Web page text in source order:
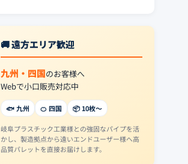
🚚 遠方エリア歓迎
九州・四国のお客様へ
Webで小口販売対応中
🐟 九州 🍊 四国 📦 10枚〜
岐阜プラスチック工業様との強固なパイプを活
かし、製造拠点から遠いエンドユーザー様へ高
品質パレットを直接お届けします。